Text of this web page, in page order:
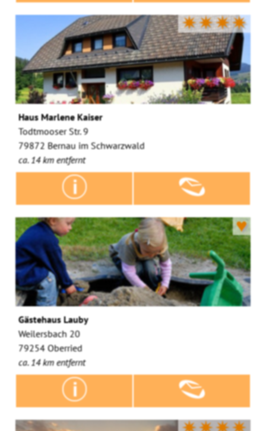
✷✷✷✷
Haus Marlene Kaiser
Todtmooser Str. 9
79872 Bernau im Schwarzwald
ca. 14 km entfernt
♥
Gästehaus Lauby
Weilersbach 20
79254 Oberried
ca. 14 km entfernt